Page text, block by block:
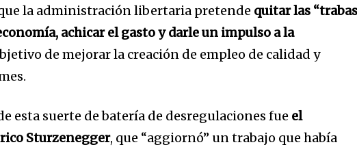
la administración libertaria pretende quitar las
achicar el gasto y darle un impulso a la
de mejorar la creación de empleo de calidad y
esta suerte de batería de desregulaciones fue el
Sturzenegger, que “aggiornó” un trabajo que había